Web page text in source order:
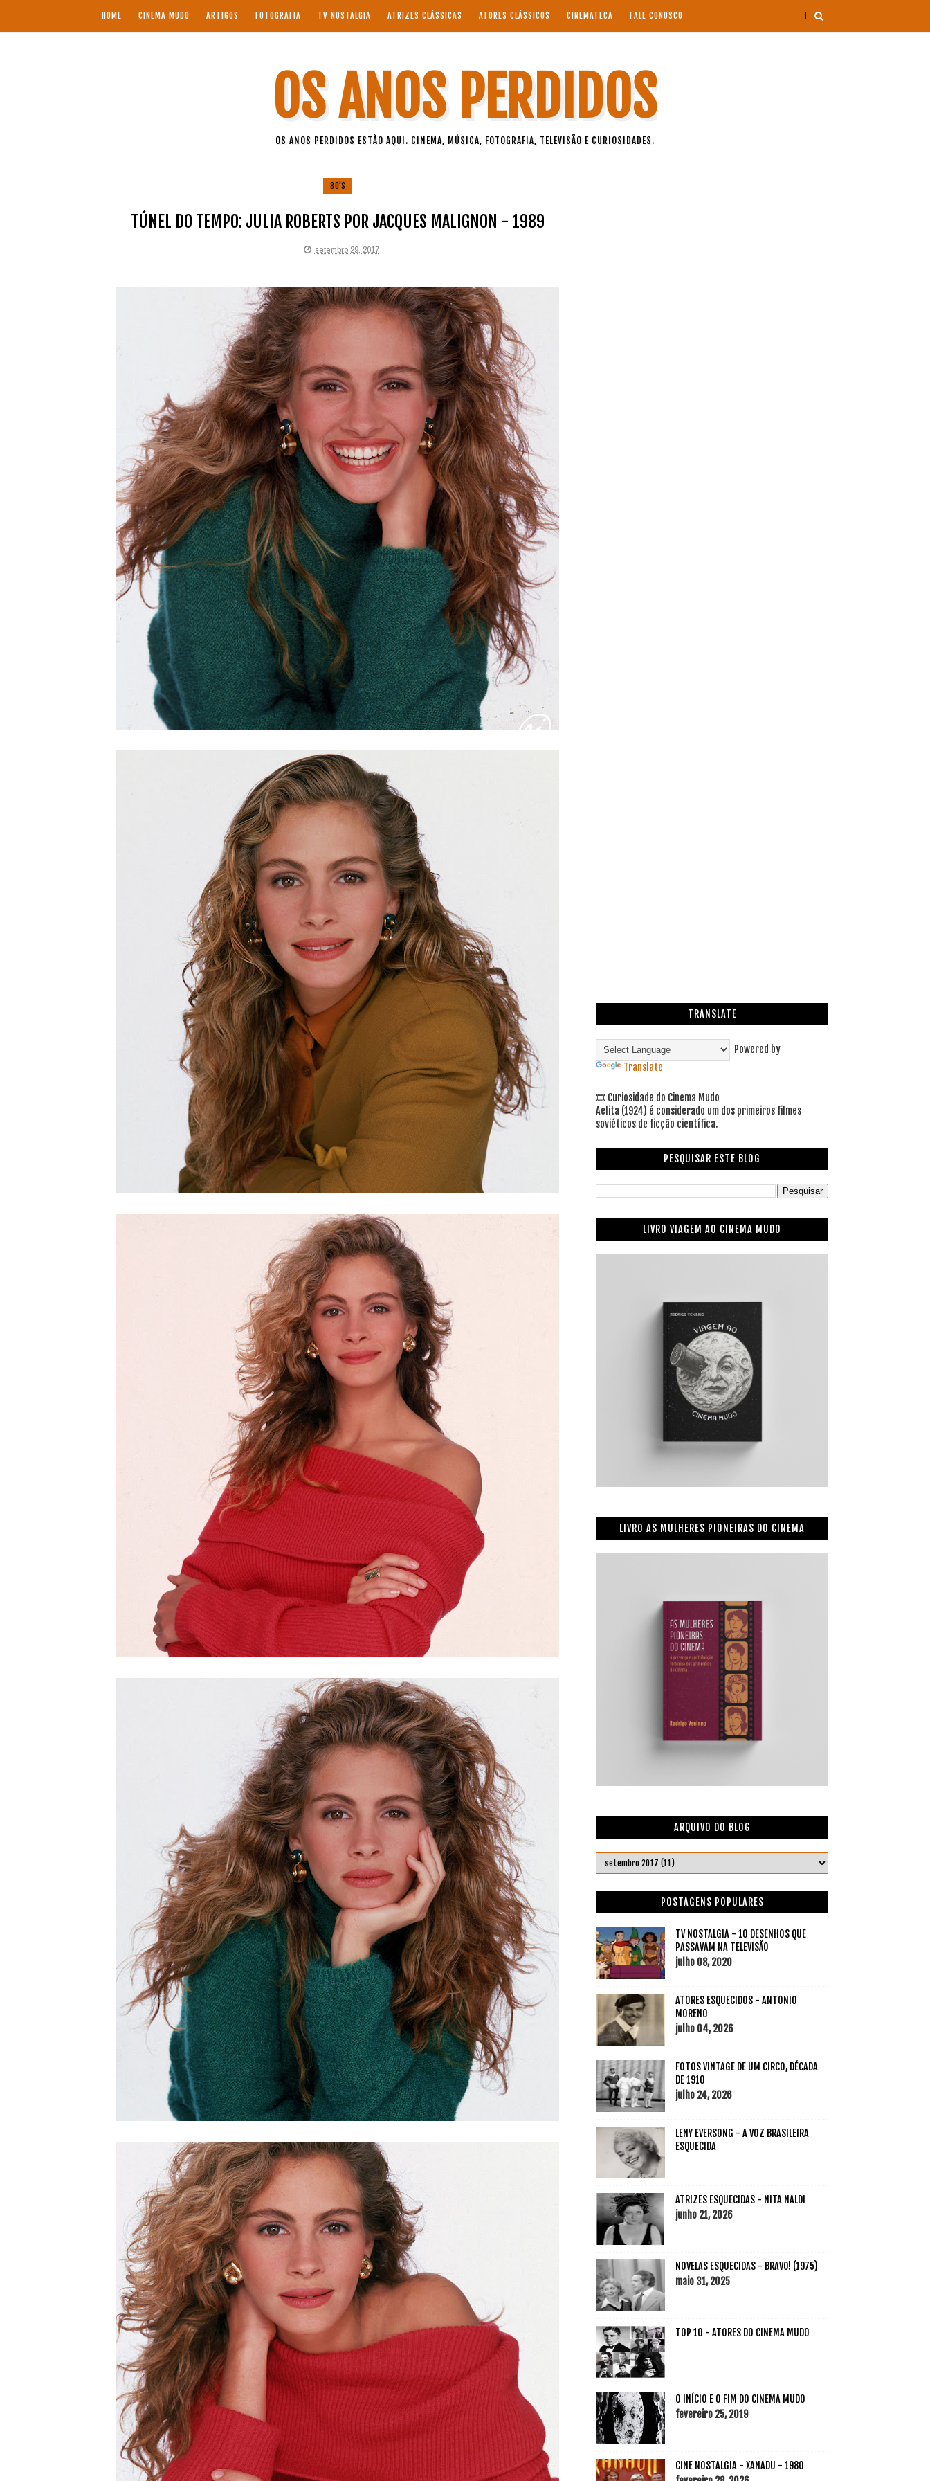
HOME CINEMA MUDO ARTIGOS FOTOGRAFIA TV NOSTALGIA ATRIZES CLÁSSICAS ATORES CLÁSSICOS CINEMATECA FALE CONOSCO
OS ANOS PERDIDOS
OS ANOS PERDIDOS ESTÃO AQUI. CINEMA, MÚSICA, FOTOGRAFIA, TELEVISÃO E CURIOSIDADES.
80'S
TÚNEL DO TEMPO: JULIA ROBERTS POR JACQUES MALIGNON - 1989
setembro 29, 2017
TRANSLATE
Powered by
Translate
🎞 Curiosidade do Cinema Mudo
Aelita (1924) é considerado um dos primeiros filmes
soviéticos de ficção científica.
PESQUISAR ESTE BLOG
LIVRO VIAGEM AO CINEMA MUDO
LIVRO AS MULHERES PIONEIRAS DO CINEMA
ARQUIVO DO BLOG
POSTAGENS POPULARES
TV NOSTALGIA - 10 DESENHOS QUE
PASSAVAM NA TELEVISÃO
julho 08, 2020
ATORES ESQUECIDOS - ANTONIO
MORENO
julho 04, 2026
FOTOS VINTAGE DE UM CIRCO, DÉCADA
DE 1910
julho 24, 2026
LENY EVERSONG - A VOZ BRASILEIRA
ESQUECIDA
ATRIZES ESQUECIDAS - NITA NALDI
junho 21, 2026
NOVELAS ESQUECIDAS - BRAVO! (1975)
maio 31, 2025
TOP 10 - ATORES DO CINEMA MUDO
O INÍCIO E O FIM DO CINEMA MUDO
fevereiro 25, 2019
CINE NOSTALGIA - XANADU - 1980